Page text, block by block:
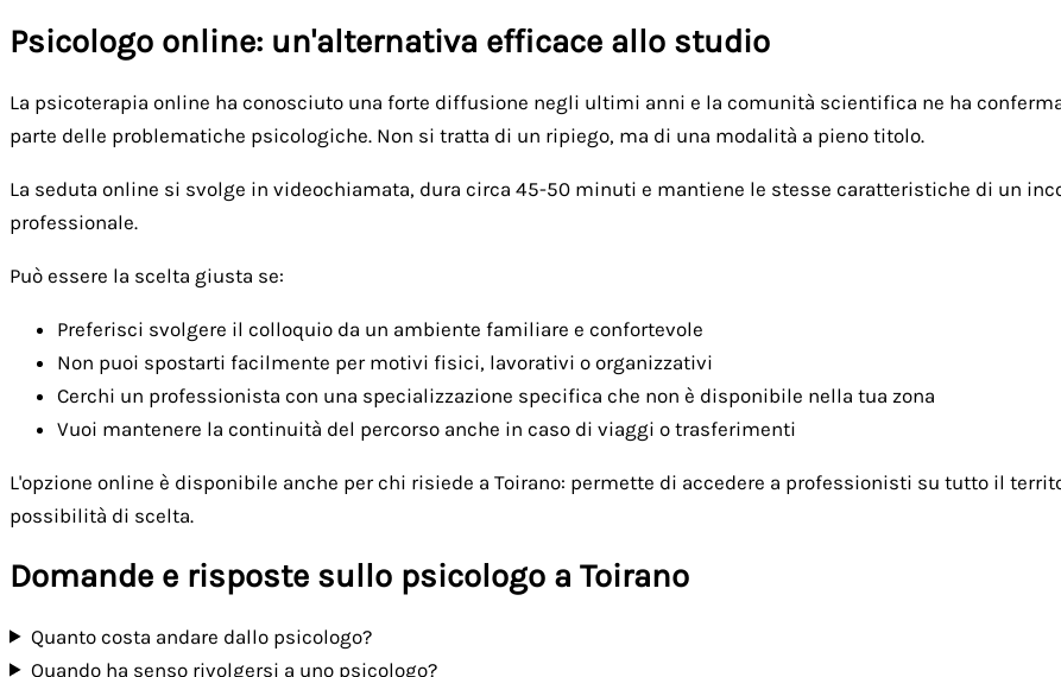
Psicologo online: un'alternativa efficace allo studio
La psicoterapia online ha conosciuto una forte diffusione negli ultimi anni e la comunità scientifica ne ha
parte delle problematiche psicologiche. Non si tratta di un ripiego, ma di una modalità a pieno titolo.
La seduta online si svolge in videochiamata, dura circa 45-50 minuti e mantiene le stesse caratteristiche di un
professionale.
Può essere la scelta giusta se:
Preferisci svolgere il colloquio da un ambiente familiare e confortevole
Non puoi spostarti facilmente per motivi fisici, lavorativi o organizzativi
Cerchi un professionista con una specializzazione specifica che non è disponibile nella tua zona
Vuoi mantenere la continuità del percorso anche in caso di viaggi o trasferimenti
L'opzione online è disponibile anche per chi risiede a Toirano: permette di accedere a professionisti su tutto il
possibilità di scelta.
Domande e risposte sullo psicologo a Toirano
Quanto costa andare dallo psicologo?
Quando ha senso rivolgersi a uno psicologo?